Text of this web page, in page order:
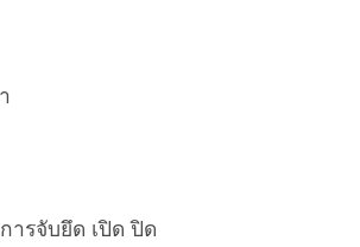
รจับยึด เปิด ปิด